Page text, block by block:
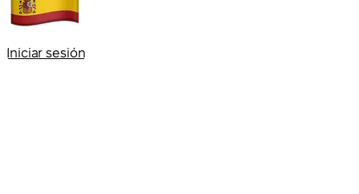
Iniciar sesión